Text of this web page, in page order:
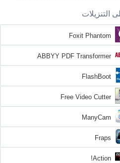
التنزيلات
Foxit Phantom
ABBYY PDF Transformer
FlashBoot
Free Video Cutter
ManyCam
Fraps
Action!